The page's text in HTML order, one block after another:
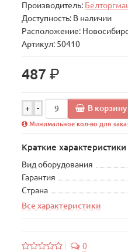
Производитель:
Доступность: В наличии
Расположение:
Артикул: 50410
487р.
+ - В корзину
Минимальное кол-во для
Краткие характеристики
Вид оборудования
Гарантия
Страна
Все характеристики
0